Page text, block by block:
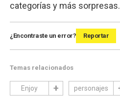
categorías y más sorpresas.
¿Encontraste un error? Reportar
Temas relacionados
Enjoy personajes